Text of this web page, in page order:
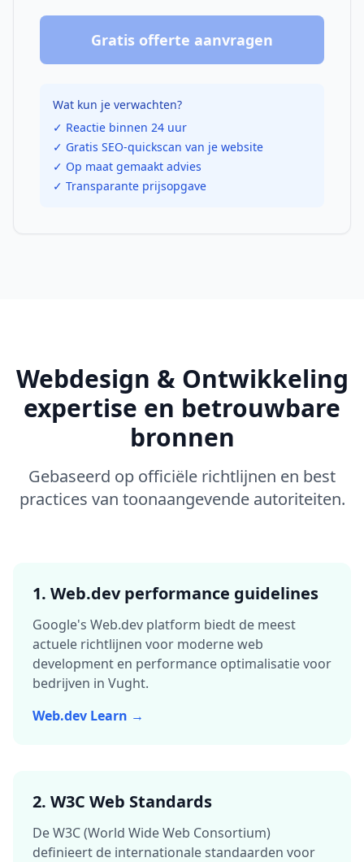
Gratis offerte aanvragen
Wat kun je verwachten?
✓ Reactie binnen 24 uur
✓ Gratis SEO-quickscan van je website
✓ Op maat gemaakt advies
✓ Transparante prijsopgave
Webdesign & Ontwikkeling
expertise en betrouwbare
bronnen
Gebaseerd op officiële richtlijnen en best
practices van toonaangevende autoriteiten.
1. Web.dev performance guidelines
Google's Web.dev platform biedt de meest
actuele richtlijnen voor moderne web
development en performance optimalisatie voor
bedrijven in Vught.
Web.dev Learn →
2. W3C Web Standards
De W3C (World Wide Web Consortium)
definieert de internationale standaarden voor